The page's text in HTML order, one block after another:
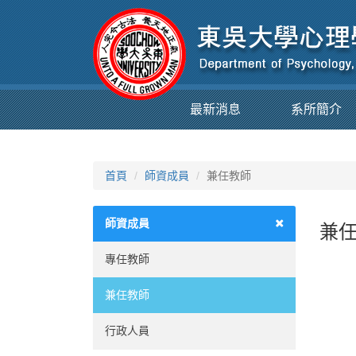
最新消息 系所簡介
首頁 師資成員 兼任教師
師資成員
專任教師
兼任教師
行政人員
兼